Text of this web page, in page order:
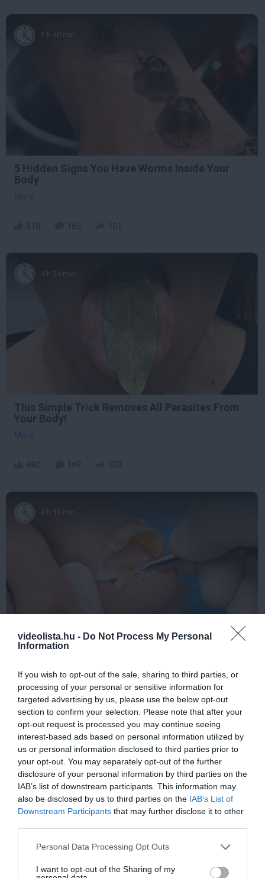
videolista.hu - Do Not Process My Personal
Information
If you wish to opt-out of the sale, sharing to third parties, or
processing of your personal or sensitive information for
targeted advertising by us, please use the below opt-out
section to confirm your selection. Please note that after your
opt-out request is processed you may continue seeing
interest-based ads based on personal information utilized by
us or personal information disclosed to third parties prior to
your opt-out. You may separately opt-out of the further
disclosure of your personal information by third parties on the
IAB’s list of downstream participants. This information may
also be disclosed by us to third parties on the IAB’s List of
Downstream Participants that may further disclose it to other
Please note that this website/app uses one or more Google
not limited to your visit or usage behaviour. You may click to
Personal Data Processing Opt Outs
I want to opt-out of the Sharing of my
2 h 40 min
5 Hidden Signs You Have Worms Inside Your
Body
More
4 h 34 min
This Simple Trick Removes All Parasites From
Your Body!
More
3 h 13 min
Fungus Dries Up And Falls Off After The First
More
304 25 312
4 h 53 min